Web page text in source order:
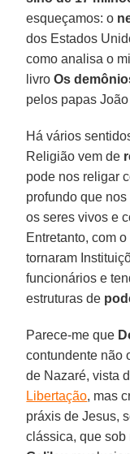
esqueçamos: o
dos Estados
como analisa o
livroOs
pelos papas
Há vários
Religião vem de
pode nos religar
profundo que
os seres vivos e
Entretanto, com
tornaram
funcionários e
estruturas de
Parece-me que
contundente não
de Nazaré, vista
Libertação, mas
práxis de Jesus,
clássica, que sob